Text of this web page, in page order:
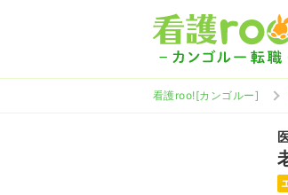
看護roo![カンゴルー]